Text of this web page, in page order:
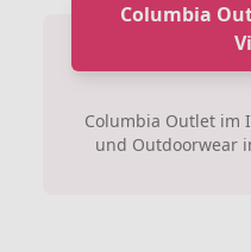
Columbia
Columbia Outlet im
und Outdoorwear